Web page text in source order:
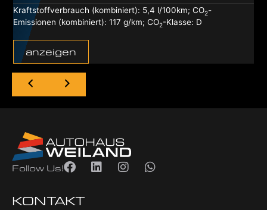
Kraftstoffverbrauch (kombiniert): 5,4 l/100km; CO2-
Emissionen (kombiniert): 117 g/km; CO2-Klasse: D
anzeigen
Follow Us!
KONTAKT